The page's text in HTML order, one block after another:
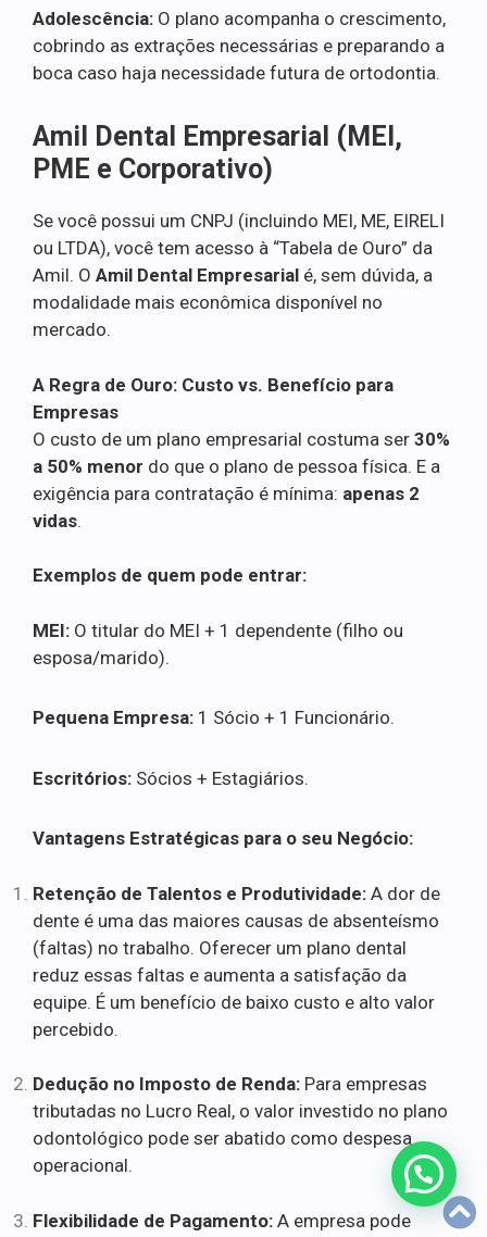
Adolescência: O plano acompanha o crescimento,
cobrindo as extrações necessárias e preparando a
boca caso haja necessidade futura de ortodontia.
Amil Dental Empresarial (MEI,
PME e Corporativo)
Se você possui um CNPJ (incluindo MEI, ME, EIRELI
ou LTDA), você tem acesso à “Tabela de Ouro” da
Amil. O Amil Dental Empresarial é, sem dúvida, a
modalidade mais econômica disponível no
mercado.
A Regra de Ouro: Custo vs. Benefício para
Empresas
O custo de um plano empresarial costuma ser 30%
a 50% menor do que o plano de pessoa física. E a
exigência para contratação é mínima: apenas 2
vidas.
Exemplos de quem pode entrar:
MEI: O titular do MEI + 1 dependente (filho ou
esposa/marido).
Pequena Empresa: 1 Sócio + 1 Funcionário.
Escritórios: Sócios + Estagiários.
Vantagens Estratégicas para o seu Negócio:
Retenção de Talentos e Produtividade: A dor de
dente é uma das maiores causas de absenteísmo
(faltas) no trabalho. Oferecer um plano dental
reduz essas faltas e aumenta a satisfação da
equipe. É um benefício de baixo custo e alto valor
percebido.
Dedução no Imposto de Renda: Para empresas
tributadas no Lucro Real, o valor investido no plano
odontológico pode ser abatido como despesa
operacional.
Flexibilidade de Pagamento: A empresa pode